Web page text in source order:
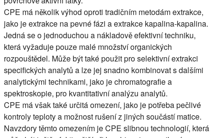
CPE má několik výhod oproti tradičním metodám extrakce,
jako je extrakce na pevné fázi a extrakce kapalina-kapalina.
Jedná se o jednoduchou a nákladově efektivní techniku,
která vyžaduje pouze malé množství organických
rozpouštědel. Může být také použit pro selektivní extrakci
specifických analytů a lze jej snadno kombinovat s dalšími
analytickými technikami, jako je chromatografie a
spektroskopie, pro kvantitativní analýzu analytů.
CPE má však také určitá omezení, jako je potřeba pečlivé
kontroly teploty a možnost rušení z jiných součástí matice.
Navzdory těmto omezením je CPE slibnou technologií, která